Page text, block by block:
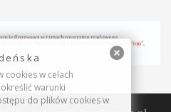
cookies w celach
warunki
do plików cookies w